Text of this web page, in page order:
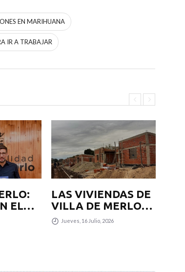
EN MARIHUANA
IR A TRABAJAR
EL
LAS VIVIENDAS DE
VILLA DE MERLO
AVANZAN CON
Jueves, 16 Julio, 2026